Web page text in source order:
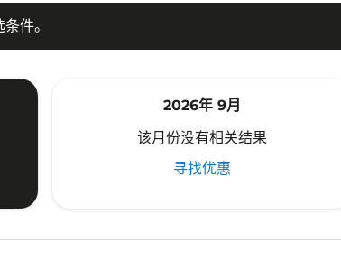
件。
2026年 9月
该月份没有相关结果
寻找优惠